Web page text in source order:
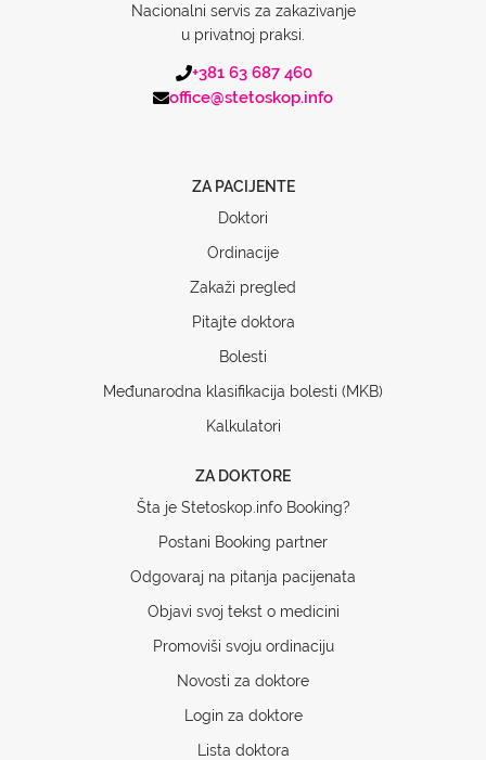
Nacionalni servis za zakazivanje
u privatnoj praksi.
+381 63 687 460
office@stetoskop.info
ZA PACIJENTE
Doktori
Ordinacije
Zakaži pregled
Pitajte doktora
Bolesti
Međunarodna klasifikacija bolesti (MKB)
Kalkulatori
ZA DOKTORE
Šta je Stetoskop.info Booking?
Postani Booking partner
Odgovaraj na pitanja pacijenata
Objavi svoj tekst o medicini
Promoviši svoju ordinaciju
Novosti za doktore
Login za doktore
Lista doktora